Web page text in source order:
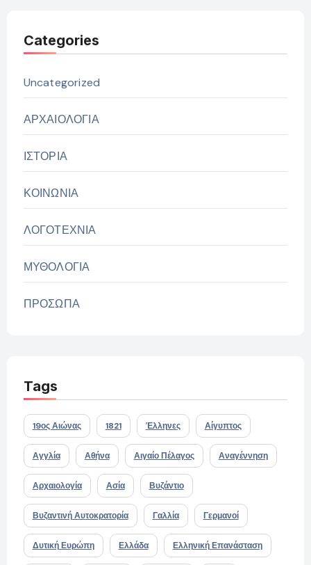
Categories
Uncategorized
ΑΡΧΑΙΟΛΟΓΙΑ
ΙΣΤΟΡΙΑ
ΚΟΙΝΩΝΙΑ
ΛΟΓΟΤΕΧΝΙΑ
ΜΥΘΟΛΟΓΙΑ
ΠΡΟΣΩΠΑ
Tags
19ος Αιώνας 1821 Έλληνες Αίγυπτος
Αγγλία Αθήνα Αιγαίο Πέλαγος Αναγέννηση
Αρχαιολογία Ασία Βυζάντιο
Βυζαντινή Αυτοκρατορία Γαλλία Γερμανοί
Δυτική Ευρώπη Ελλάδα Ελληνική Επανάσταση